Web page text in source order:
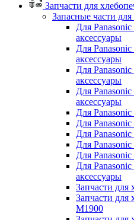
Запчасти для
Запасные части
Для
аксессуары
Для
аксессуары
Для
аксессуары
Для
аксессуары
Для
Для
Для
Для
Для
Для
аксессуары
Запчасти для
Запчасти для
M1900